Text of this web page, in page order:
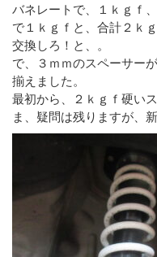
バネレートで、１ｋｇｆ
で１ｋｇｆと、合計２ｋ
交換しろ！と、。
で、３ｍｍのスペーサー
揃えました。
最初から、２ｋｇｆ硬い
ま、疑問は残りますが、